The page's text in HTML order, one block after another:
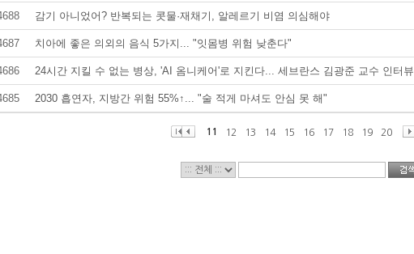
감기 아니었어? 반복되는 콧물·재채기, 알레르기 비염 의심해야
치아에 좋은 의외의 음식 5가지... "잇몸병 위험 낮춘다"
24시간 지킬 수 없는 병상, 'AI 옴니케어'로 지킨다... 세브란스 김광준 교수 인터뷰
2030 흡연자, 지방간 위험 55%↑... "술 적게 마셔도 안심 못 해"
11 12 13 14 15 16 17 18 19 20